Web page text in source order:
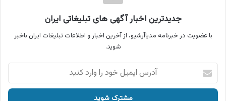
جدیدترین اخبار آگهی های تبلیغاتی ایران
با عضویت در خبرنامه مدیاآرشیو، از آخرین اخبار و اطلاعات تبلیغات ایران باخبر
شوید.
آدرس
ایمیل
خود